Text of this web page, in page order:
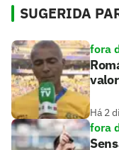
SUGERIDA
fora
Há 2
fora